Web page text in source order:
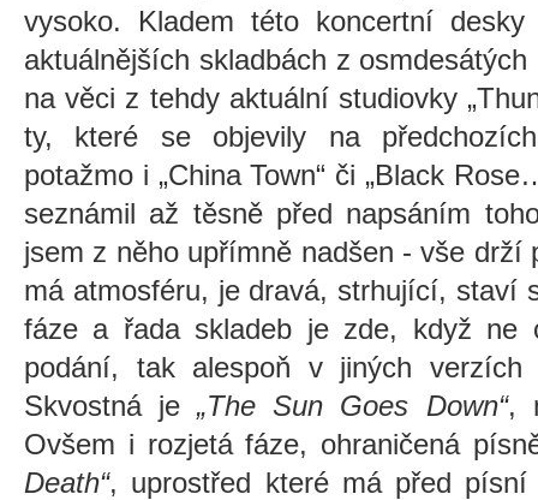
vysoko. Kladem této koncertní
aktuálnějších skladbách z
na věci z tehdy aktuální studiovky
ty, které se objevily na předchozích
potažmo i „China Town“ či „Black
seznámil až těsně před napsáním
jsem z něho upřímně nadšen - vše drží
má atmosféru, je dravá, strhující, staví
fáze a řada skladeb je zde, když ne
podání, tak alespoň v jiných verzích
Skvostná je„The Sun Goes Down“,
Ovšem i rozjetá fáze, ohraničená
Death“, uprostřed které má před